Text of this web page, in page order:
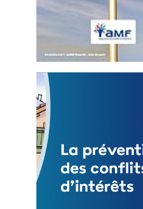
Statut de l’élu local
3 avril 2024
Mise à jour avril 2024
FEUILLETER